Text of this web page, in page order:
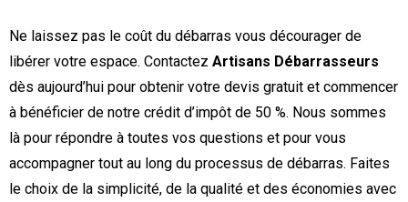
Ne laissez pas le coût du débarras vous décourager de
libérer votre espace. Contactez Artisans Débarrasseurs
dès aujourd’hui pour obtenir votre devis gratuit et commencer
à bénéficier de notre crédit d’impôt de 50 %. Nous sommes
là pour répondre à toutes vos questions et pour vous
accompagner tout au long du processus de débarras. Faites
le choix de la simplicité, de la qualité et des économies avec